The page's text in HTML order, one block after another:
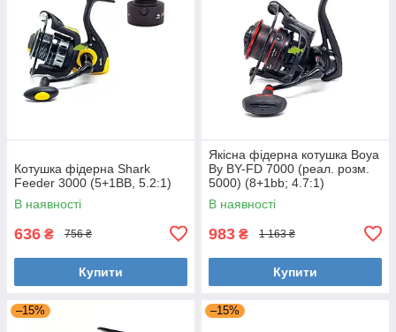
Котушка фідерна Shark
Feeder 3000 (5+1BB, 5.2:1)
В наявності
636 ₴ 756 ₴
Купити
Якісна фідерна котушка Boya
By BY-FD 7000 (реал. розм.
5000) (8+1bb; 4.7:1)
В наявності
983 ₴ 1 163 ₴
Купити
–15% –15%